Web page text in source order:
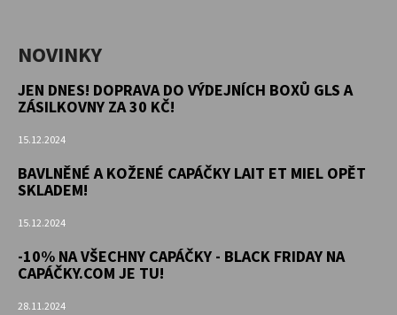
NOVINKY
JEN DNES! DOPRAVA DO VÝDEJNÍCH BOXŮ GLS A
ZÁSILKOVNY ZA 30 KČ!
15.12.2024
BAVLNĚNÉ A KOŽENÉ CAPÁČKY LAIT ET MIEL OPĚT
SKLADEM!
15.12.2024
-10% NA VŠECHNY CAPÁČKY - BLACK FRIDAY NA
CAPÁČKY.COM JE TU!
28.11.2024